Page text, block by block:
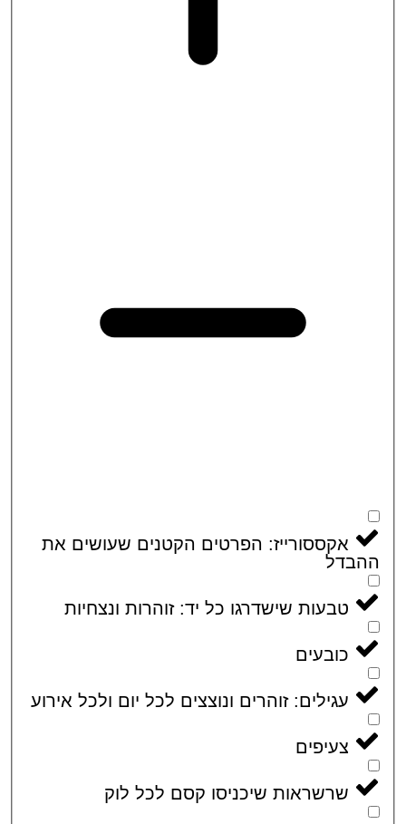
אקססורייז: הפרטים הקטנים שעושים את
טבעות שישדרגו כל יד: זוהרות ונצחיות
כובעים
עגילים: זוהרים ונוצצים לכל יום ולכל אירוע
צעיפים
שרשראות שיכניסו קסם לכל לוק